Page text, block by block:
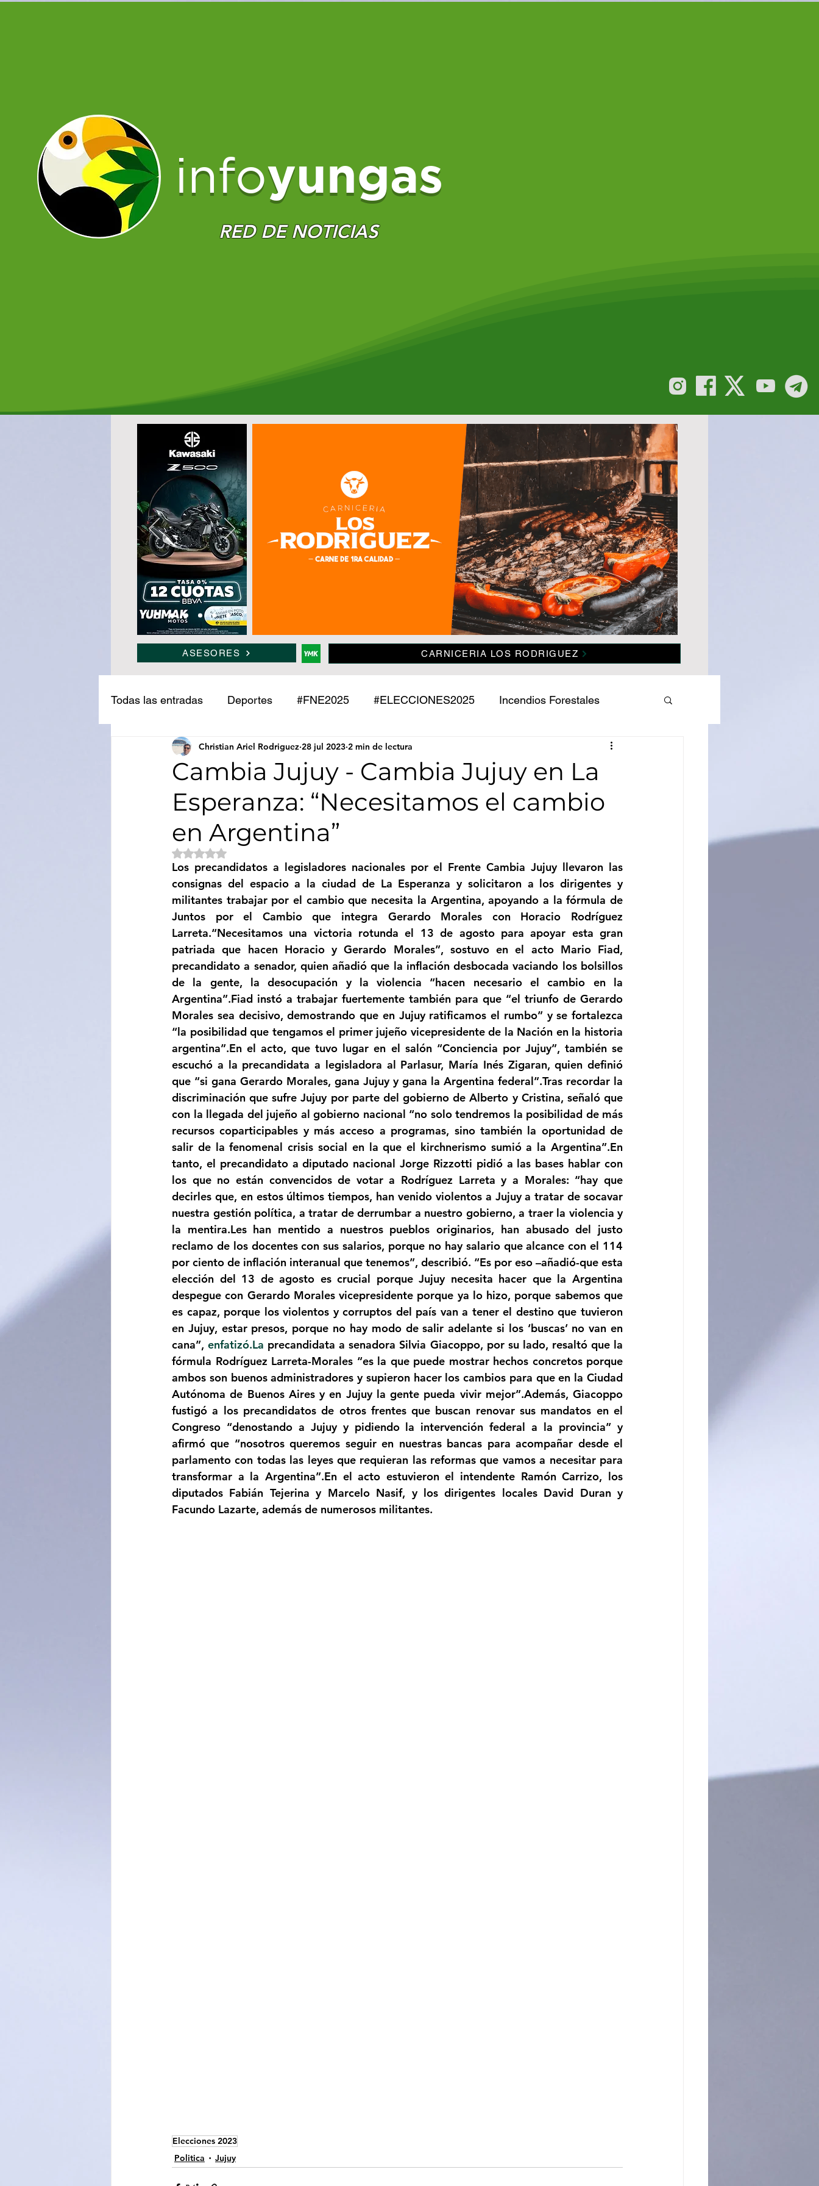
infoyungas
RED DE NOTICIAS
ASESORES CARNICERIA LOS RODRIGUEZ
Todas las entradas Deportes #FNE2025 #ELECCIONES2025 Incendios Forestales
Narcotráfico Ledesma Policiales Jujuy País
Medio ambiente Turismo Mascotas Entrevistas Historias Economía Politica
Sociedad Educación Femicidio
Categoría sin título Calilegua Categoría sin título Viajes
Cambia Jujuy - Cambia Jujuy en La
Esperanza: “Necesitamos el cambio
en Argentina”
Christian Ariel Rodriguez 28 jul 2023 2 min de lectura
Obtuvo NaN de 5 estrellas.
Los precandidatos a legisladores nacionales por el Frente Cambia Jujuy llevaron las
consignas del espacio a la ciudad de La Esperanza y solicitaron a los dirigentes y
militantes trabajar por el cambio que necesita la Argentina, apoyando a la fórmula de
Juntos por el Cambio que integra Gerardo Morales con Horacio Rodríguez
Larreta.“Necesitamos una victoria rotunda el 13 de agosto para apoyar esta gran
patriada que hacen Horacio y Gerardo Morales”, sostuvo en el acto Mario Fiad,
precandidato a senador, quien añadió que la inflación desbocada vaciando los bolsillos
de la gente, la desocupación y la violencia “hacen necesario el cambio en la
Argentina”.Fiad instó a trabajar fuertemente también para que “el triunfo de Gerardo
Morales sea decisivo, demostrando que en Jujuy ratificamos el rumbo” y se fortalezca
“la posibilidad que tengamos el primer jujeño vicepresidente de la Nación en la historia
argentina”.En el acto, que tuvo lugar en el salón “Conciencia por Jujuy”, también se
escuchó a la precandidata a legisladora al Parlasur, María Inés Zigaran, quien definió
que “si gana Gerardo Morales, gana Jujuy y gana la Argentina federal”.Tras recordar la
discriminación que sufre Jujuy por parte del gobierno de Alberto y Cristina, señaló que
con la llegada del jujeño al gobierno nacional “no solo tendremos la posibilidad de más
recursos coparticipables y más acceso a programas, sino también la oportunidad de
salir de la fenomenal crisis social en la que el kirchnerismo sumió a la Argentina”.En
tanto, el precandidato a diputado nacional Jorge Rizzotti pidió a las bases hablar con
los que no están convencidos de votar a Rodríguez Larreta y a Morales: “hay que
decirles que, en estos últimos tiempos, han venido violentos a Jujuy a tratar de socavar
nuestra gestión política, a tratar de derrumbar a nuestro gobierno, a traer la violencia y
la mentira.Les han mentido a nuestros pueblos originarios, han abusado del justo
reclamo de los docentes con sus salarios, porque no hay salario que alcance con el 114
por ciento de inflación interanual que tenemos”, describió. “Es por eso –añadió-que esta
elección del 13 de agosto es crucial porque Jujuy necesita hacer que la Argentina
despegue con Gerardo Morales vicepresidente porque ya lo hizo, porque sabemos que
es capaz, porque los violentos y corruptos del país van a tener el destino que tuvieron
en Jujuy, estar presos, porque no hay modo de salir adelante si los ‘buscas’ no van en
cana”, enfatizó.La precandidata a senadora Silvia Giacoppo, por su lado, resaltó que la
fórmula Rodríguez Larreta-Morales “es la que puede mostrar hechos concretos porque
ambos son buenos administradores y supieron hacer los cambios para que en la Ciudad
Autónoma de Buenos Aires y en Jujuy la gente pueda vivir mejor”.Además, Giacoppo
fustigó a los precandidatos de otros frentes que buscan renovar sus mandatos en el
Congreso “denostando a Jujuy y pidiendo la intervención federal a la provincia” y
afirmó que “nosotros queremos seguir en nuestras bancas para acompañar desde el
parlamento con todas las leyes que requieran las reformas que vamos a necesitar para
transformar a la Argentina”.En el acto estuvieron el intendente Ramón Carrizo, los
diputados Fabián Tejerina y Marcelo Nasif, y los dirigentes locales David Duran y
Facundo Lazarte, además de numerosos militantes.
Elecciones 2023
Politica
Jujuy